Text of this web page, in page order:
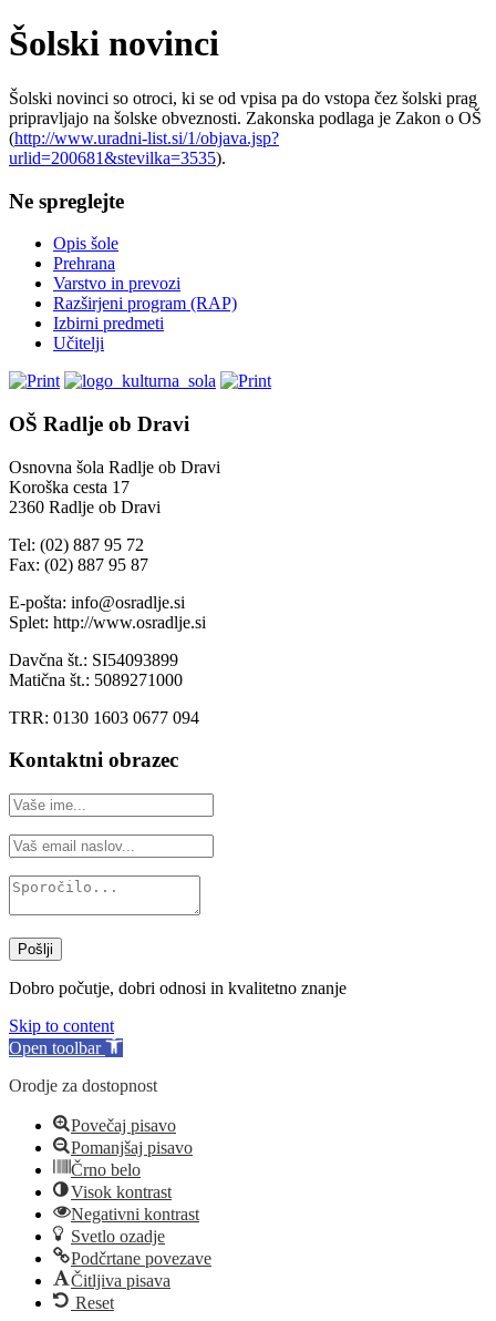
Šolski novinci
Šolski novinci so otroci, ki se od vpisa pa do vstopa čez šolski prag
pripravljajo na šolske obveznosti. Zakonska podlaga je Zakon o OŠ
(http://www.uradni-list.si/1/objava.jsp?
urlid=200681&stevilka=3535).
Ne spreglejte
Opis šole
Prehrana
Varstvo in prevozi
Razširjeni program (RAP)
Izbirni predmeti
Učitelji
OŠ Radlje ob Dravi
Osnovna šola Radlje ob Dravi
Koroška cesta 17
2360 Radlje ob Dravi
Tel: (02) 887 95 72
Fax: (02) 887 95 87
E-pošta: info@osradlje.si
Splet: http://www.osradlje.si
Davčna št.: SI54093899
Matična št.: 5089271000
TRR: 0130 1603 0677 094
Kontaktni obrazec
Pošlji
Dobro počutje, dobri odnosi in kvalitetno znanje
Skip to content
Open toolbar
Orodje za dostopnost
Povečaj pisavo
Pomanjšaj pisavo
Črno belo
Visok kontrast
Negativni kontrast
Svetlo ozadje
Podčrtane povezave
Čitljiva pisava
Reset